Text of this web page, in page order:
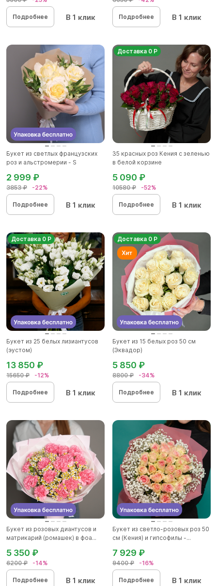
Подробнее В 1 клик Подробнее В 1 клик
Букет из светлых французских
роз и альстромерии - S
3853 ₽ -22%
2 999 ₽
Подробнее В 1 клик
Доставка 0 Р
35 красных роз Кения с зеленью
в белой корзине
10580 ₽ -52%
5 090 ₽
Подробнее В 1 клик
Доставка 0 Р
Букет из 25 белых лизиантусов
(эустом)
15650 ₽ -12%
13 850 ₽
Подробнее В 1 клик
Доставка 0 Р
Букет из 15 белых роз 50 см
(Эквадор)
8800 ₽ -34%
5 850 ₽
Подробнее В 1 клик
Букет из розовых диантусов и
матрикарий (ромашек) в фоа...
6200 ₽ -14%
5 350 ₽
Подробнее В 1 клик
Букет из светло-розовых роз 50
см (Кения) и гипсофилы -...
9400 ₽ -16%
7 929 ₽
Подробнее В 1 клик